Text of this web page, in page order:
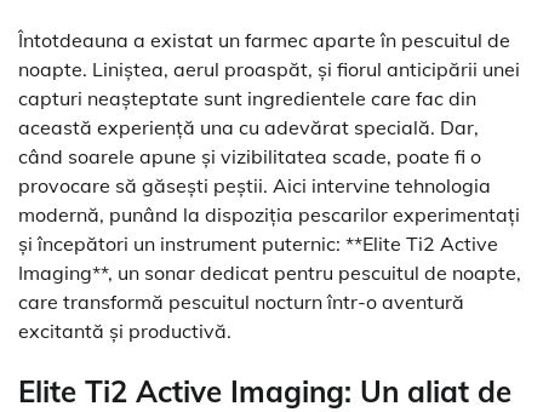
Întotdeauna a existat un farmec aparte în pescuitul de
noapte. Liniștea, aerul proaspăt, și fiorul anticipării unei
capturi neașteptate sunt ingredientele care fac din
această experiență una cu adevărat specială. Dar,
când soarele apune și vizibilitatea scade, poate fi o
provocare să găsești peștii. Aici intervine tehnologia
modernă, punând la dispoziția pescarilor experimentați
și începători un instrument puternic: **Elite Ti2 Active
Imaging**, un sonar dedicat pentru pescuitul de noapte,
care transformă pescuitul nocturn într-o aventură
excitantă și productivă.
Elite Ti2 Active Imaging: Un aliat de